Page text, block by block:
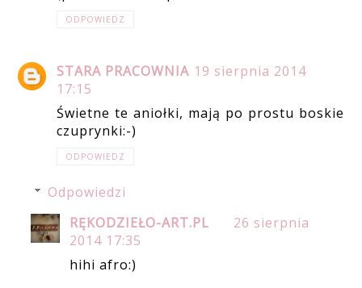
ODPOWIEDZ
STARA PRACOWNIA 19 sierpnia 2014
17:15
Świetne te aniołki, mają po prostu boskie
czuprynki:-)
ODPOWIEDZ
Odpowiedzi
RĘKODZIEŁO-ART.PL
26 sierpnia
2014 17:35
hihi afro:)